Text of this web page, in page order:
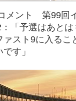
メント 第99回
「予選はあと
スト9に入るこ
す」